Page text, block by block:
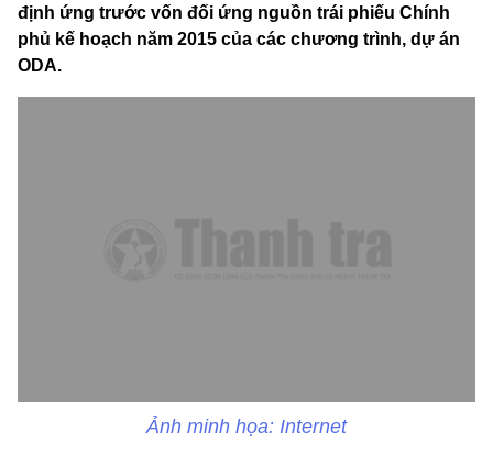
định ứng trước vốn đối ứng nguồn trái phiếu Chính
phủ kế hoạch năm 2015 của các chương trình, dự án
ODA.
Ảnh minh họa: Internet